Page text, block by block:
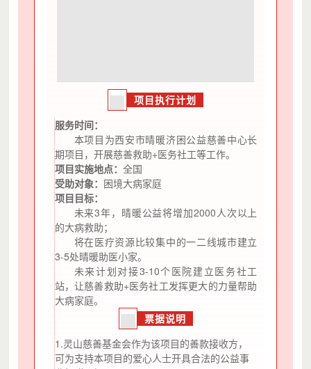
项目执行计划
服务时间：
本项目为西安市晴暖济困公益慈善中心长
期项目，开展慈善救助+医务社工等工作。
项目实施地点： 全国
受助对象： 困境大病家庭
项目目标：
未来3年，晴暖公益将增加2000人次以上
的大病救助；
将在医疗资源比较集中的一二线城市建立
3-5处晴暖助医小家。
未来计划对接3-10个医院建立医务社工
站，让慈善救助+医务社工发挥更大的力量帮助
大病家庭。
票据说明
1.灵山慈善基金会作为该项目的善款接收方，
可为支持本项目的爱心人士开具合法的公益事